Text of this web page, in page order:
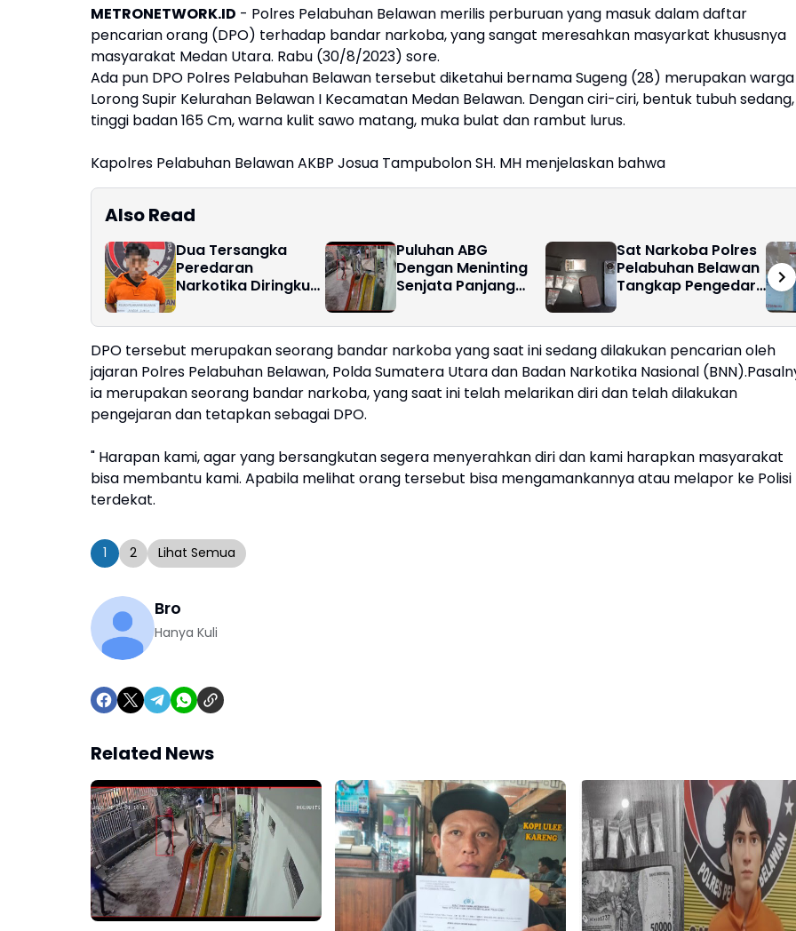
METRONETWORK.ID - Polres Pelabuhan Belawan merilis perburuan yang masuk dalam daftar
pencarian orang (DPO) terhadap bandar narkoba, yang sangat meresahkan masyarkat khususnya
masyarakat Medan Utara. Rabu (30/8/2023) sore.
Ada pun DPO Polres Pelabuhan Belawan tersebut diketahui bernama Sugeng (28) merupakan warga
Lorong Supir Kelurahan Belawan I Kecamatan Medan Belawan. Dengan ciri-ciri, bentuk tubuh sedang,
tinggi badan 165 Cm, warna kulit sawo matang, muka bulat dan rambut lurus.
Kapolres Pelabuhan Belawan AKBP Josua Tampubolon SH. MH menjelaskan bahwa
Also Read
Dua Tersangka
Peredaran
Narkotika Diringkus
Puluhan ABG
Dengan Meninting
Senjata Panjang
Sat Narkoba Polres
Pelabuhan Belawan
Tangkap Pengedar
DPO tersebut merupakan seorang bandar narkoba yang saat ini sedang dilakukan pencarian oleh
jajaran Polres Pelabuhan Belawan, Polda Sumatera Utara dan Badan Narkotika Nasional
ia merupakan seorang bandar narkoba, yang saat ini telah melarikan diri dan telah dilakukan
pengejaran dan tetapkan sebagai DPO.
" Harapan kami, agar yang bersangkutan segera menyerahkan diri dan kami harapkan masyarakat
bisa membantu kami. Apabila melihat orang tersebut bisa mengamankannya atau melapor ke Polisi
terdekat.
1 2 Lihat Semua
Bro
Hanya Kuli
Related News